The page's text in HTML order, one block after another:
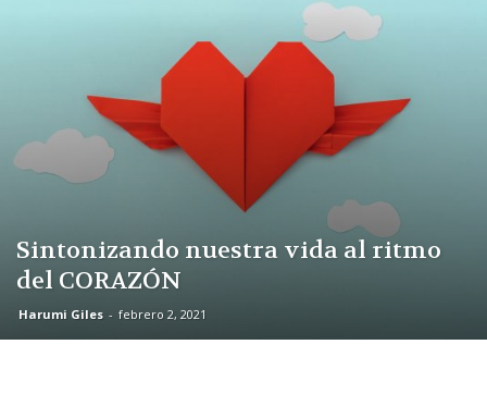
Sintonizando nuestra vida al ritmo
del CORAZÓN
Harumi Giles - febrero 2, 2021